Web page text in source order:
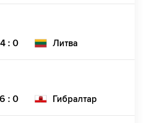
4 : 0 Литва
6 : 0 Гибралтар